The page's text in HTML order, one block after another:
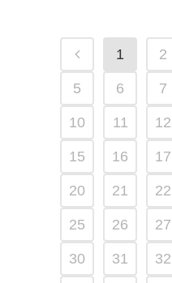
1 2
5 6 7
10 11 12
15 16 17
20 21 22
25 26 27
30 31 32